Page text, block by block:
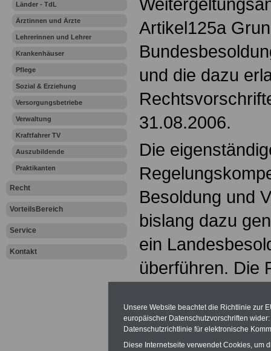
Länder - TdL
Ärztinnen und Ärzte
Lehrerinnen und Lehrer
Krankenhäuser
Pflege
Sozial & Erziehung
Versorgungsbetriebe
Verwaltung
Kraftfahrer TV
Auszubildende
Praktikanten
Recht
VorteilsBereich
Service
Kontakt
Artikel125a
und die dazu
31.08.2006.
Die
Besoldung und
bislang dazu
ein
überführen. Die
für ein eigenes
das sich die
Unsere Website beachtet die Richtlinie zur
europäischer Datenschutzvorschriften
Datenschutzrichtlinie für elektronische
Diese Internetseite verwendet Cookies, um